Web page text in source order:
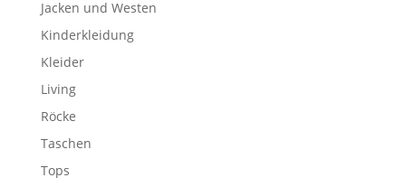
Jacken und Westen
Kinderkleidung
Kleider
Living
Röcke
Taschen
Tops